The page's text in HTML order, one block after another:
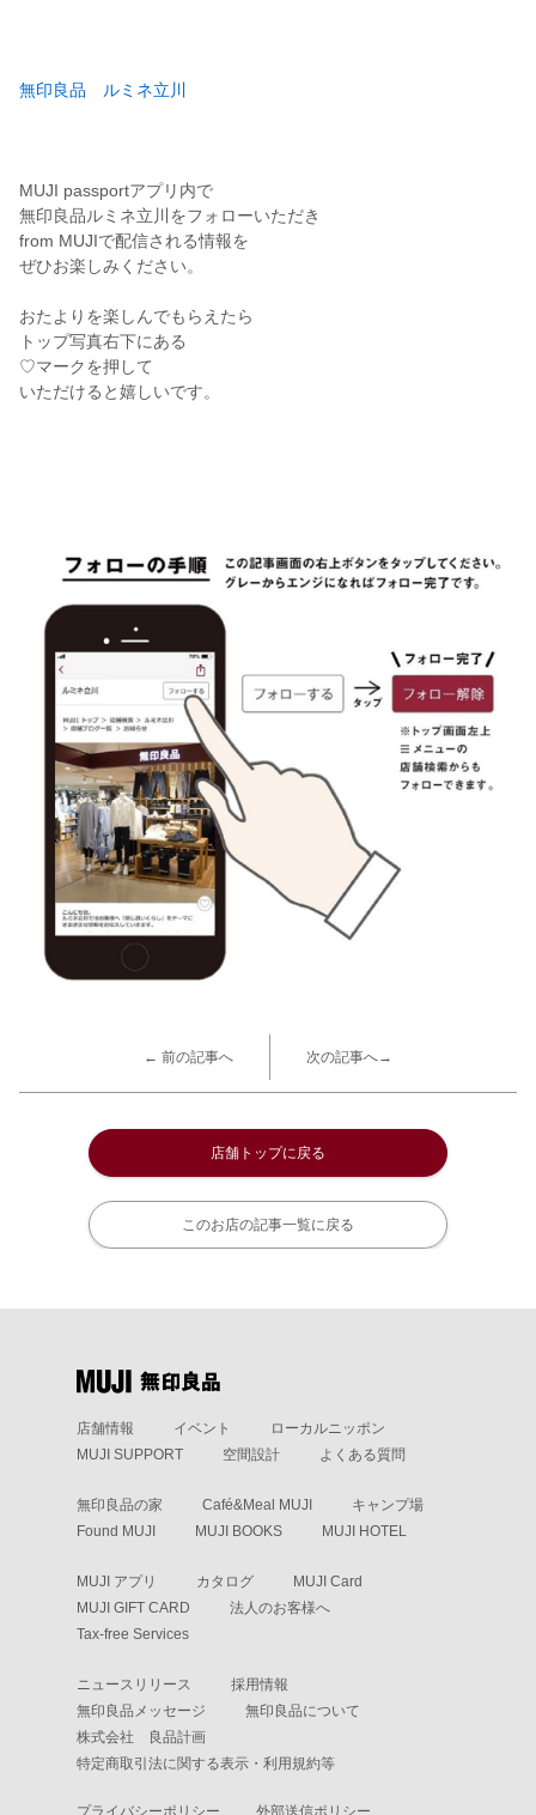
無印良品 ルミネ立川
MUJI passportアプリ内で
無印良品ルミネ立川をフォローいただき
from MUJIで配信される情報を
ぜひお楽しみください。
おたよりを楽しんでもらえたら
トップ写真右下にある
♡マークを押して
いただけると嬉しいです。
← 前の記事へ 次の記事へ→
店舗トップに戻る
このお店の記事一覧に戻る
店舗情報 イベント
ローカルニッポン
MUJI SUPPORT
空間設計 よくある質問
無印良品の家 Café&Meal MUJI
キャンプ場
Found MUJI
MUJI BOOKS MUJI HOTEL
MUJI アプリ カタログ
MUJI Card
MUJI GIFT CARD
法人のお客様へ
Tax-free Services
ニュースリリース
採用情報
無印良品メッセージ
無印良品について
株式会社 良品計画
特定商取引法に関する表示・利用規約等
プライバシーポリシー 外部送信ポリシー